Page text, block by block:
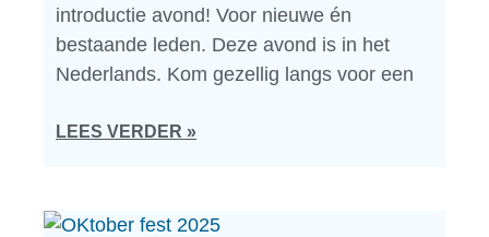
introductie avond! Voor nieuwe én
bestaande leden. Deze avond is in het
Nederlands. Kom gezellig langs voor een
LEES VERDER »